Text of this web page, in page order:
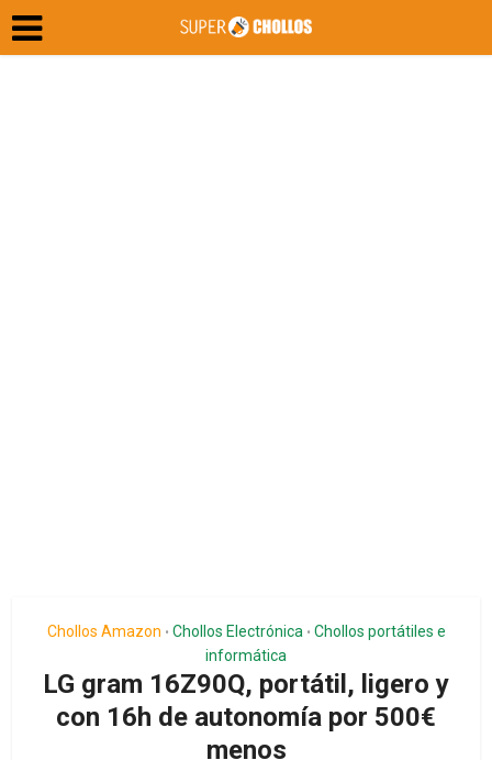
Chollos Amazon • Chollos Electrónica • Chollos portátiles e
informática
LG gram 16Z90Q, portátil, ligero y
con 16h de autonomía por 500€
menos